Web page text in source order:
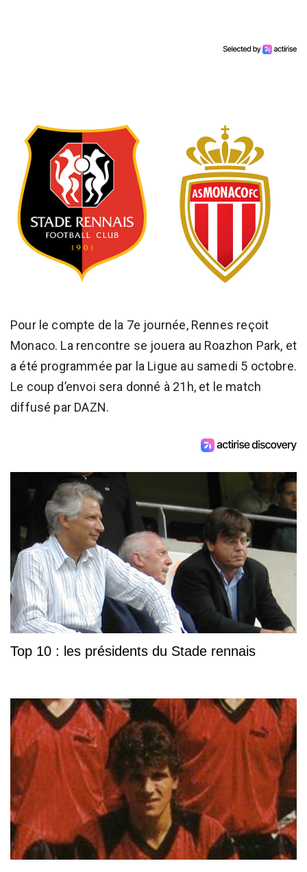
Pour le compte de la 7e journée, Rennes reçoit
Monaco. La rencontre se jouera au Roazhon Park, et
a été programmée par la Ligue au samedi 5 octobre.
Le coup d’envoi sera donné à 21h, et le match
diffusé par DAZN.
Top 10 : les présidents du Stade rennais